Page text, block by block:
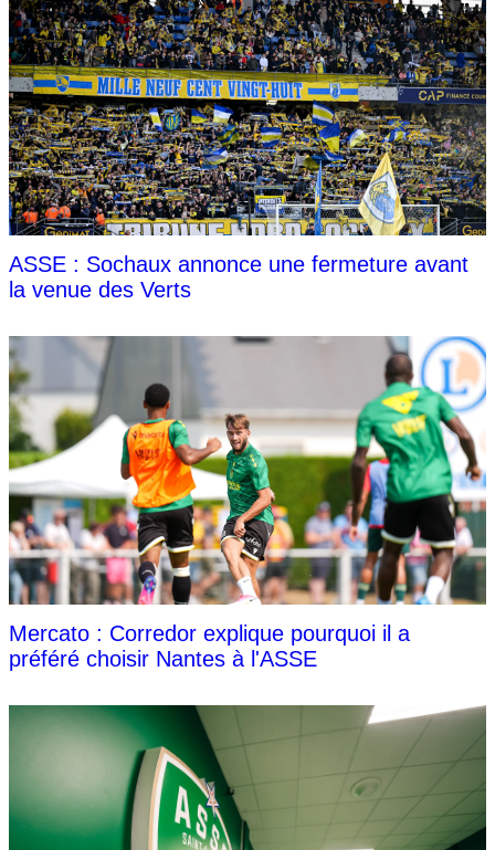
ASSE : Sochaux annonce une fermeture avant
la venue des Verts
Mercato : Corredor explique pourquoi il a
préféré choisir Nantes à l'ASSE